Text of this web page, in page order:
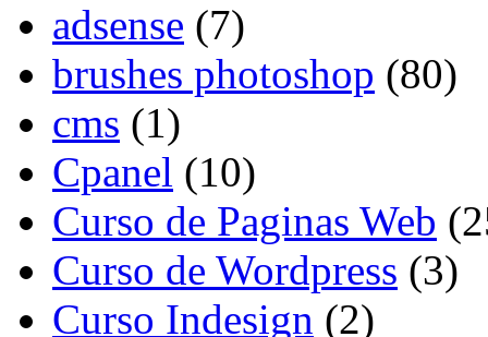
adsense (7)
brushes photoshop (80)
cms (1)
Cpanel (10)
Curso de Paginas Web
Curso de Wordpress (3)
Curso Indesign (2)